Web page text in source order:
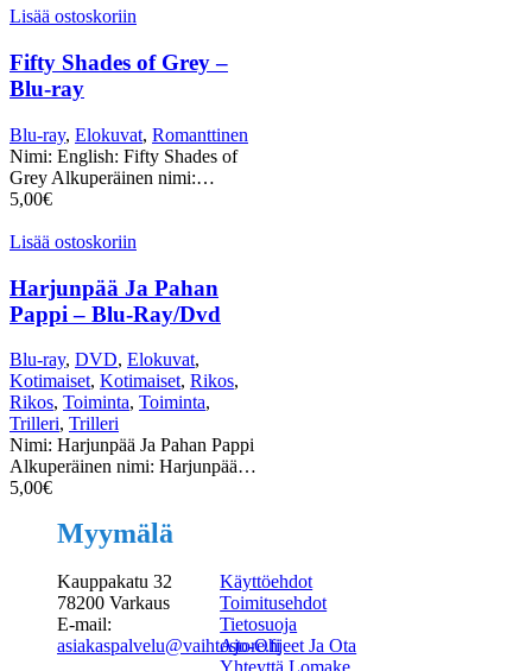
Lisää ostoskoriin
Fifty Shades of Grey –
Blu-ray
Blu-ray, Elokuvat, Romanttinen
Nimi: English: Fifty Shades of
Grey Alkuperäinen nimi:…
5,00€
Lisää ostoskoriin
Harjunpää Ja Pahan
Pappi – Blu-Ray/Dvd
Blu-ray, DVD, Elokuvat,
Kotimaiset, Kotimaiset, Rikos,
Rikos, Toiminta, Toiminta,
Trilleri, Trilleri
Nimi: Harjunpää Ja Pahan Pappi
Alkuperäinen nimi: Harjunpää…
5,00€
Myymälä
Kauppakatu 32
78200 Varkaus
E-mail:
asiakaspalvelu@vaihtostore.fi
Käyttöehdot
Toimitusehdot
Tietosuoja
Ajo-Ohjeet Ja Ota